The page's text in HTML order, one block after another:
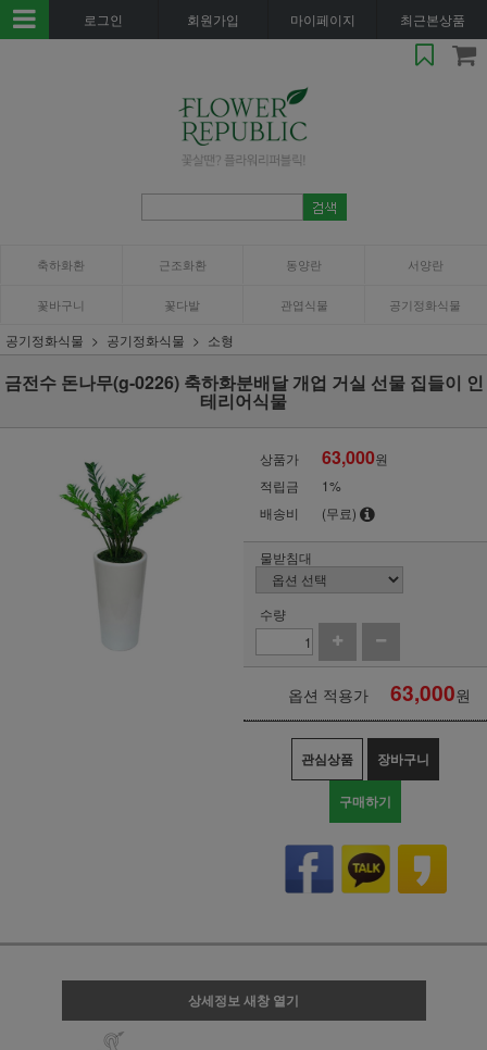
로그인 회원가입 마이페이지 최근본상품
축하화환 근조화환 동양란 서양란
꽃바구니 꽃다발 관엽식물 공기정화식물
공기정화식물 공기정화식물 소형
금전수 돈나무(g-0226) 축하화분배달 개업 거실 선물 집들이 인
테리어식물
상품가 63,000원
적립금
1%
배송비
(무료)
물받침대
수량
옵션 적용가 63,000원
관심상품 장바구니
구매하기
상세정보 새창 열기